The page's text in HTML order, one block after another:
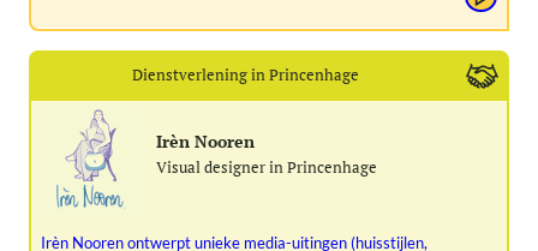
Dienstverlening in Princenhage
Irèn Nooren
Visual designer in Princenhage
Irèn Nooren ontwerpt unieke media-uitingen (huisstijlen,